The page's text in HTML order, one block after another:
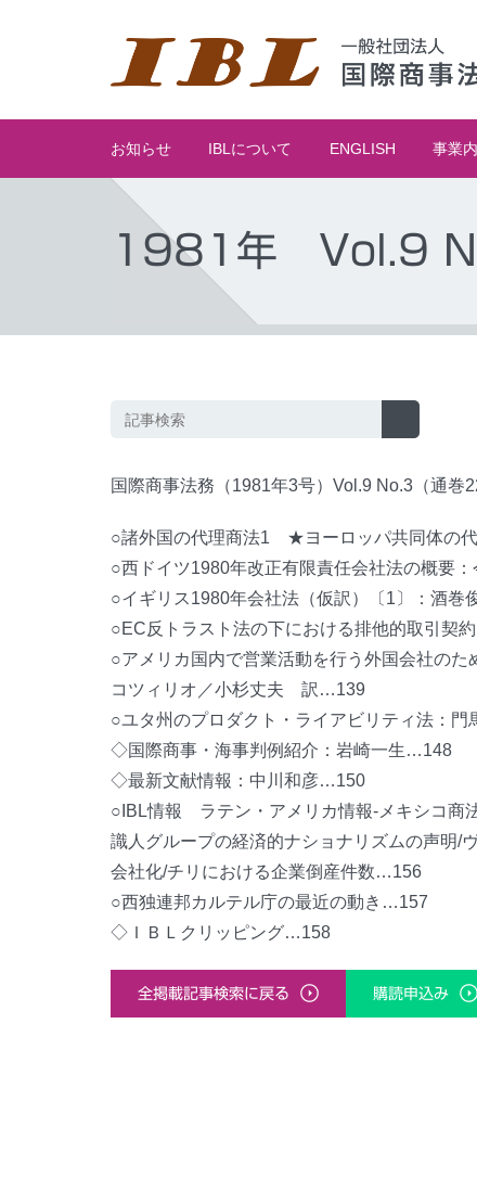
お知らせ IBLについて ENGLISH 事業
1981年 Vol.9
国際商事法務（1981年3号）Vol.9 No.3（通巻
○諸外国の代理商法1 ★ヨーロッパ共同体の
○西ドイツ1980年改正有限責任会社法の概要
○イギリス1980年会社法（仮訳）〔1〕：酒
○EC反トラスト法の下における排他的取引
○アメリカ国内で営業活動を行う外国会社のた
コツィリオ／小杉丈夫 訳…139
○ユタ州のプロダクト・ライアビリティ法：
◇国際商事・海事判例紹介：岩崎一生…148
◇最新文献情報：中川和彦…150
○IBL情報 ラテン・アメリカ情報-メキシコ商
識人グループの経済的ナショナリズムの声明/
会社化/チリにおける企業倒産件数…156
○西独連邦カルテル庁の最近の動き…157
◇ＩＢＬクリッピング…158
全掲載記事検索に戻る 購読申込み